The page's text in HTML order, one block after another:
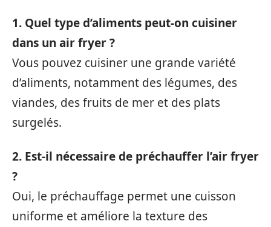
1. Quel type d’aliments peut-on cuisiner
dans un air fryer ?
Vous pouvez cuisiner une grande variété
d’aliments, notamment des légumes, des
viandes, des fruits de mer et des plats
surgelés.
2. Est-il nécessaire de préchauffer l’air fryer
?
Oui, le préchauffage permet une cuisson
uniforme et améliore la texture des